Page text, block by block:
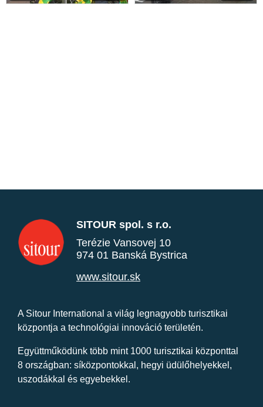
SITOUR spol. s r.o.
Terézie Vansovej 10
974 01 Banská Bystrica
www.sitour.sk
A Sitour International a világ legnagyobb turisztikai
központja a technológiai innováció területén.
Együttműködünk több mint 1000 turisztikai központtal
8 országban: síközpontokkal, hegyi üdülőhelyekkel,
uszodákkal és egyebekkel.